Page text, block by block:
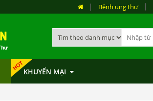
Bệnh ung thư
KHUYẾN MẠI